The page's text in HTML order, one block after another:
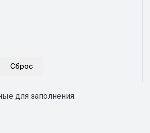
для заполнения.